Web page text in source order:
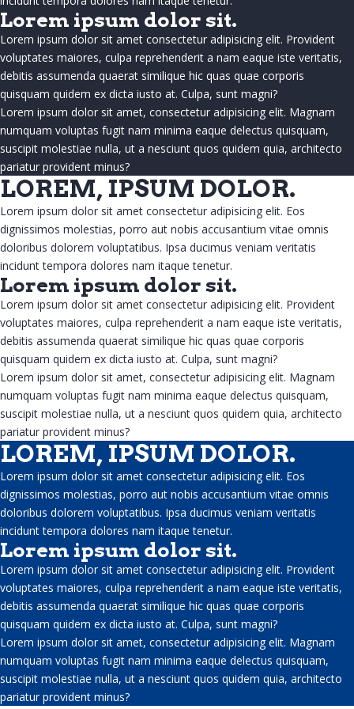
Commerciales, industrielles et
institutionnelles
Multilogement
SERVICES PRÉVENTIFS
RÉALISATIONS
CARRIÈRES
CONTACT
Lorem ipsum dolor sit.
Lorem ipsum dolor sit amet consectetur adipisicing elit. Provident
voluptates maiores, culpa reprehenderit a nam eaque iste veritatis,
debitis assumenda quaerat similique hic quas quae corporis
quisquam quidem ex dicta iusto at. Culpa, sunt magni?
Lorem ipsum dolor sit amet, consectetur adipisicing elit. Magnam
numquam voluptas fugit nam minima eaque delectus quisquam,
suscipit molestiae nulla, ut a nesciunt quos quidem quia, architecto
pariatur provident minus?
LOREM, IPSUM DOLOR.
Lorem ipsum dolor sit amet consectetur adipisicing elit. Eos
dignissimos molestias, porro aut nobis accusantium vitae omnis
doloribus dolorem voluptatibus. Ipsa ducimus veniam veritatis
incidunt tempora dolores nam itaque tenetur.
Lorem ipsum dolor sit.
Lorem ipsum dolor sit amet consectetur adipisicing elit. Provident
voluptates maiores, culpa reprehenderit a nam eaque iste veritatis,
debitis assumenda quaerat similique hic quas quae corporis
quisquam quidem ex dicta iusto at. Culpa, sunt magni?
Lorem ipsum dolor sit amet, consectetur adipisicing elit. Magnam
numquam voluptas fugit nam minima eaque delectus quisquam,
suscipit molestiae nulla, ut a nesciunt quos quidem quia, architecto
pariatur provident minus?
LOREM, IPSUM DOLOR.
Lorem ipsum dolor sit amet consectetur adipisicing elit. Eos
dignissimos molestias, porro aut nobis accusantium vitae omnis
doloribus dolorem voluptatibus. Ipsa ducimus veniam veritatis
incidunt tempora dolores nam itaque tenetur.
Lorem ipsum dolor sit.
Lorem ipsum dolor sit amet consectetur adipisicing elit. Provident
voluptates maiores, culpa reprehenderit a nam eaque iste veritatis,
debitis assumenda quaerat similique hic quas quae corporis
quisquam quidem ex dicta iusto at. Culpa, sunt magni?
Lorem ipsum dolor sit amet, consectetur adipisicing elit. Magnam
numquam voluptas fugit nam minima eaque delectus quisquam,
suscipit molestiae nulla, ut a nesciunt quos quidem quia, architecto
pariatur provident minus?